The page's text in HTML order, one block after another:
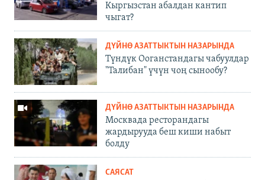
Кыргызстан абалдан кантип
чыгат?
ДҮЙНӨ АЗАТТЫКТЫН НАЗАРЫНДА
Түндүк Ооганстандагы чабуулдар
"Талибан" үчүн чоң сынообу?
ДҮЙНӨ АЗАТТЫКТЫН НАЗАРЫНДА
Москвада ресторандагы
жардырууда беш киши набыт
болду
САЯСАТ